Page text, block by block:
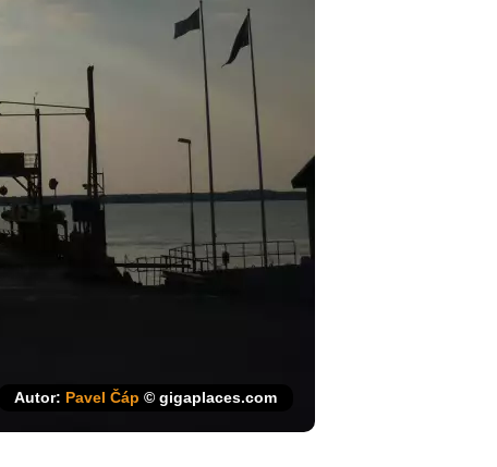
Autor: Pavel Čáp © gigaplaces.com